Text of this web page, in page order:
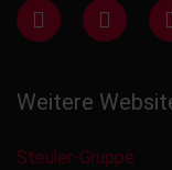
Weitere
Steuler-Gruppe